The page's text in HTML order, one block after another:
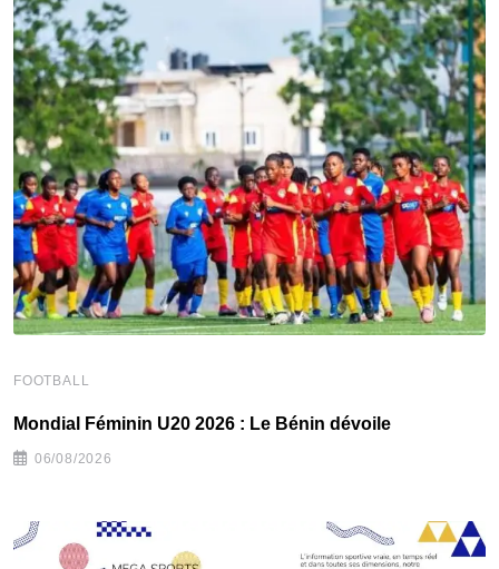
FOOTBALL
Mondial Féminin U20 2026 : Le Bénin dévoile
06/08/2026